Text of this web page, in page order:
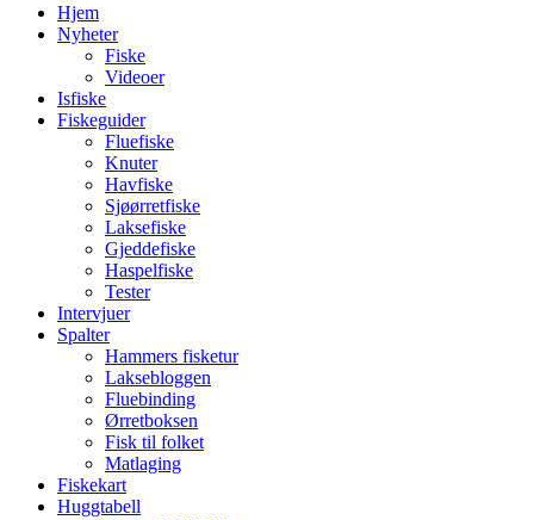
Hjem
Nyheter
Fiske
Videoer
Isfiske
Fiskeguider
Fluefiske
Knuter
Havfiske
Sjøørretfiske
Laksefiske
Gjeddefiske
Haspelfiske
Tester
Intervjuer
Spalter
Hammers fisketur
Laksebloggen
Fluebinding
Ørretboksen
Fisk til folket
Matlaging
Fiskekart
Huggtabell